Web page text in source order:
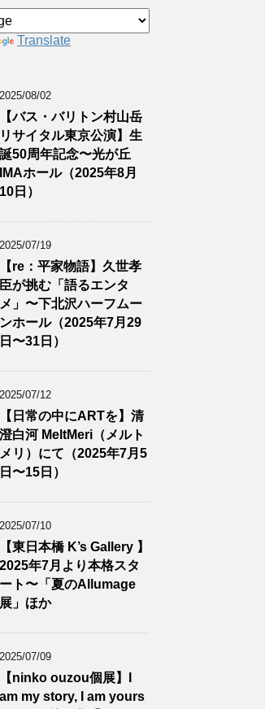
Translate
2025/08/02
【バス・バリトン村山岳
リサイタル東京公演】生
誕50周年記念〜光が丘
IMAホール（2025年8月
10日）
2025/07/19
【re：平家物語】久世孝
臣が挑む「語るエンタ
メ」〜下北沢ハーフムー
ンホール（2025年7月29
日〜31日）
2025/07/12
【日常の中にARTを】清
澄白河 MeltMeri（メルト
メリ）にて（2025年7月5
日〜15日）
2025/07/10
【東日本橋 K’s Gallery 】
2025年7月より本格スタ
ート〜「夏のAllumage
展」ほか
2025/07/09
【ninko ouzou個展】I
am my story, I am yours